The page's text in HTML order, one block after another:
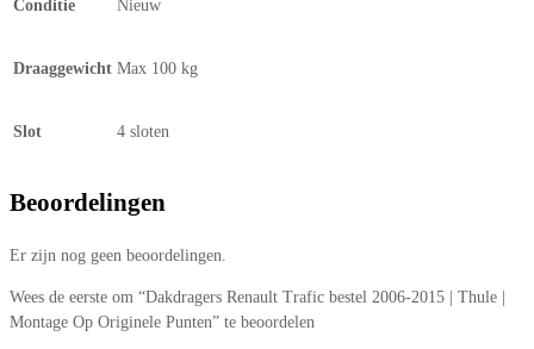
Conditie Nieuw
Draaggewicht Max 100 kg
Slot 4 sloten
Beoordelingen
Er zijn nog geen beoordelingen.
Wees de eerste om “Dakdragers Renault Trafic bestel 2006-2015 | Thule |
Montage Op Originele Punten” te beoordelen